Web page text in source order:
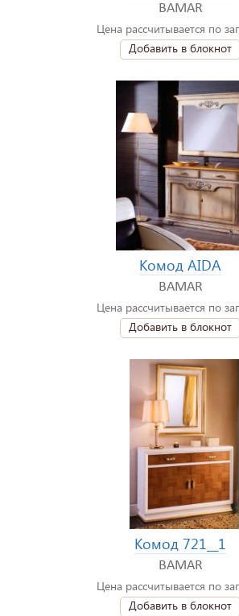
BAMAR
Цена рассчитывается по
Добавить в блокнот
Комод AIDA
BAMAR
Цена рассчитывается по
Добавить в блокнот
Комод 721__1
BAMAR
Цена рассчитывается по
Добавить в блокнот